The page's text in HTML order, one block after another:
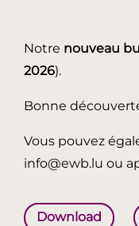
Notre nouveau
2026).
Bonne
Vous pouvez
info@ewb.lu ou
Download